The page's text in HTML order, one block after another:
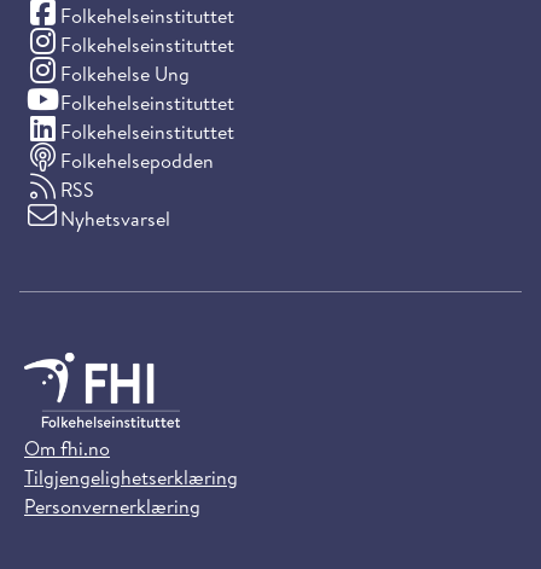
Folkehelseinstituttet
(Facebook)
Folkehelseinstituttet
(Instagram)
Folkehelse Ung
(Instagram)
Folkehelseinstituttet
(YouTube)
Folkehelseinstituttet
(LinkedIn)
Folkehelsepodden
RSS
Nyhetsvarsel
Om fhi.no
Tilgjengelighetserklæring
Personvernerklæring